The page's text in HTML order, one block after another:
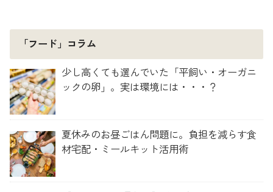
「フード」コラム
少し高くても選んでいた「平飼い・オーガニ
ックの卵」。実は環境には・・・？
夏休みのお昼ごはん問題に。負担を減らす食
材宅配・ミールキット活用術